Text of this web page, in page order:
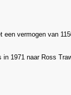
vermogen van
1971 naar Ross